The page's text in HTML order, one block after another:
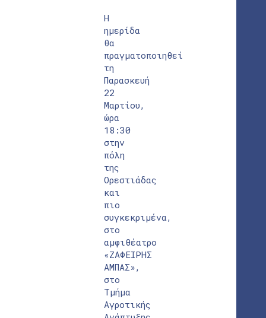
Η
ημερίδα
θα
πραγματοποιηθεί
τη
Παρασκευή
22
Μαρτίου,
ώρα
18:30
στην
πόλη
της
Ορεστιάδας
και
πιο
συγκεκριμένα,
στο
αμφιθέατρο
«ΖΑΦΕΙΡΗΣ
ΑΜΠΑΣ»,
στο
Τμήμα
Αγροτικής